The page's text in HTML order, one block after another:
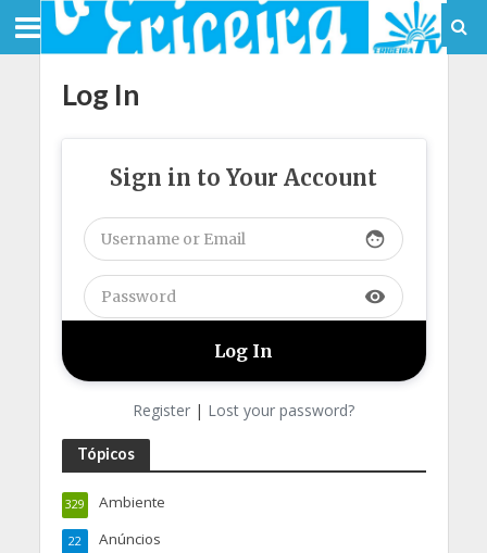
Log In
Sign in to Your Account
face
visibility
Register | Lost your password?
Tópicos
Ambiente
329
Anúncios
22